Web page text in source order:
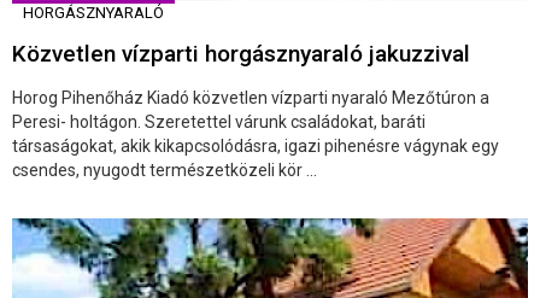
HORGÁSZNYARALÓ
Közvetlen vízparti horgásznyaraló jakuzzival
Horog Pihenőház Kiadó közvetlen vízparti nyaraló Mezőtúron a
Peresi- holtágon. Szeretettel várunk családokat, baráti
társaságokat, akik kikapcsolódásra, igazi pihenésre vágynak egy
csendes, nyugodt természetközeli kör ...